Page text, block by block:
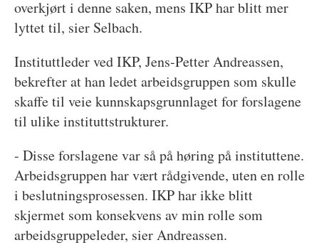
overkjørt i denne saken, mens IKP har blitt mer
lyttet til, sier Selbach.
Instituttleder ved IKP, Jens-Petter Andreassen,
bekrefter at han ledet arbeidsgruppen som skulle
skaffe til veie kunnskapsgrunnlaget for forslagene
til ulike instituttstrukturer.
- Disse forslagene var så på høring på instituttene.
Arbeidsgruppen har vært rådgivende, uten en rolle
i beslutningsprosessen. IKP har ikke blitt
skjermet som konsekvens av min rolle som
arbeidsgruppeleder, sier Andreassen.